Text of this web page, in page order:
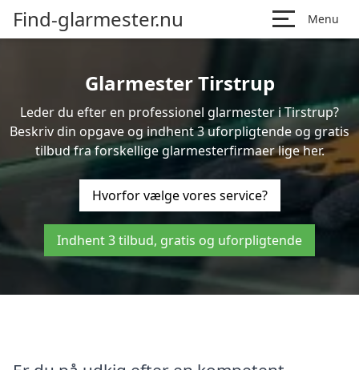
Find-glarmester.nu Menu
Glarmester Tirstrup
Leder du efter en professionel glarmester i Tirstrup?
Beskriv din opgave og indhent 3 uforpligtende og gratis
tilbud fra forskellige glarmesterfirmaer lige her.
Hvorfor vælge vores service?
Indhent 3 tilbud, gratis og uforpligtende